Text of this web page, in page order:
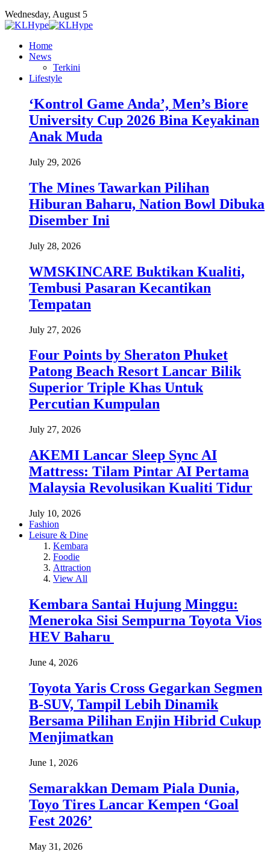
Wednesday, August 5
Home
News
Terkini
Lifestyle
‘Kontrol Game Anda’, Men’s Biore
University Cup 2026 Bina Keyakinan
Anak Muda
July 29, 2026
The Mines Tawarkan Pilihan
Hiburan Baharu, Nation Bowl Dibuka
Disember Ini
July 28, 2026
WMSKINCARE Buktikan Kualiti,
Tembusi Pasaran Kecantikan
Tempatan
July 27, 2026
Four Points by Sheraton Phuket
Patong Beach Resort Lancar Bilik
Superior Triple Khas Untuk
Percutian Kumpulan
July 27, 2026
AKEMI Lancar Sleep Sync AI
Mattress: Tilam Pintar AI Pertama
Malaysia Revolusikan Kualiti Tidur
July 10, 2026
Fashion
Leisure & Dine
Kembara
Foodie
Attraction
View All
Kembara Santai Hujung Minggu:
Meneroka Sisi Sempurna Toyota Vios
HEV Baharu
June 4, 2026
Toyota Yaris Cross Gegarkan Segmen
B-SUV, Tampil Lebih Dinamik
Bersama Pilihan Enjin Hibrid Cukup
Menjimatkan
June 1, 2026
Semarakkan Demam Piala Dunia,
Toyo Tires Lancar Kempen ‘Goal
Fest 2026’
May 31, 2026